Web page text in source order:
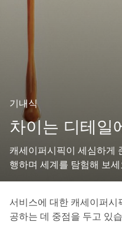
기내식
차이는 디테일
캐세이퍼시픽이 세심하게
행하며 세계를 탐험해 보세
서비스에 대한 캐세이퍼시
공하는 데 중점을 두고 있